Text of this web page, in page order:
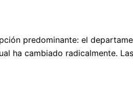
predominante: el
ha cambiado radicalmente.